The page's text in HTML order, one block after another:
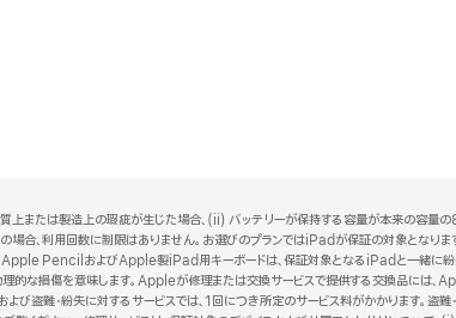
上または製造上の瑕疵が生じた場合、(ii) バッテリーが保持する容量が本来の容
場合、利用回数に制限はありません。お選びのプランではiPadが保証の対象とな
PencilおよびApple製iPad用キーボードは、保証対象となるiPadと一緒に紛
理的な損傷を意味します。Appleが修理または交換サービスで提供する交換品には
び盗難・紛失に対するサービスでは、1回につき所定のサービス料がかかります。盗